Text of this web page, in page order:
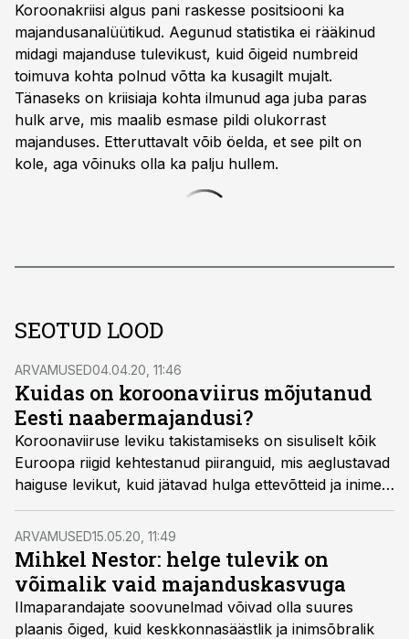
Koroonakriisi algus pani raskesse positsiooni ka
majandusanalüütikud. Aegunud statistika ei rääkinud
midagi majanduse tulevikust, kuid õigeid numbreid
toimuva kohta polnud võtta ka kusagilt mujalt.
Tänaseks on kriisiaja kohta ilmunud aga juba paras
hulk arve, mis maalib esmase pildi olukorrast
majanduses. Etteruttavalt võib öelda, et see pilt on
kole, aga võinuks olla ka palju hullem.
SEOTUD LOOD
ARVAMUSED04.04.20, 11:46
Kuidas on koroonaviirus mõjutanud
Eesti naabermajandusi?
Koroonaviiruse leviku takistamiseks on sisuliselt kõik
Euroopa riigid kehtestanud piiranguid, mis aeglustavad
haiguse levikut, kuid jätavad hulga ettevõtteid ja inimesi
sissetulekuta. Kuidas tulevad olukorraga toime meie
lähiriigid ja millist tulevikku ennustatakse nende
majandustele?
ARVAMUSED15.05.20, 11:49
Mihkel Nestor: helge tulevik on
võimalik vaid majanduskasvuga
Ilmaparandajate soovunelmad võivad olla suures
plaanis õiged, kuid keskkonnasäästlik ja inimsõbralik